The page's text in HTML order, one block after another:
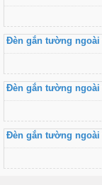
Đèn gắn tường ngoài
Đèn gắn tường ngoài
Đèn gắn tường ngoài